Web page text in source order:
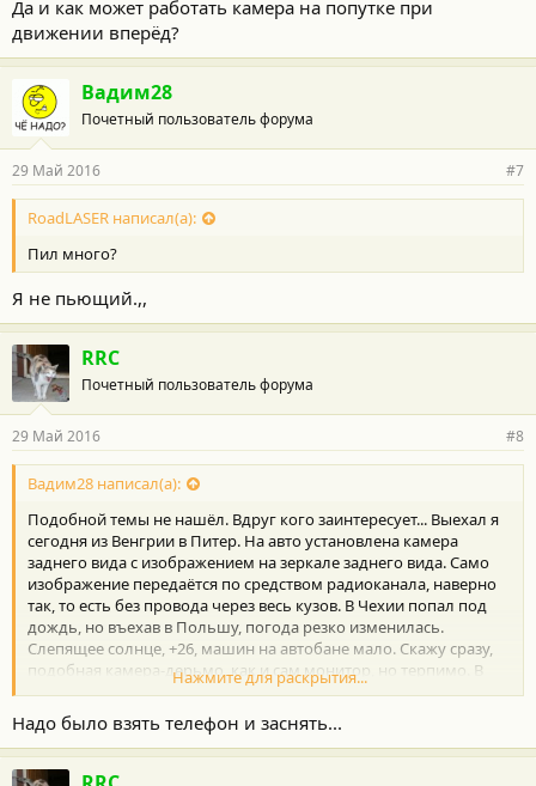
Да и как может работать камера на попутке при
движении вперёд?
Вадим28
Почетный пользователь форума
29 Май 2016 #7
RoadLASER написал(а):
Пил много?
Я не пьющий.,,
RRC
Почетный пользователь форума
29 Май 2016 #8
Вадим28 написал(а):
Подобной темы не нашёл. Вдруг кого заинтересует... Выехал я
сегодня из Венгрии в Питер. На авто установлена камера
заднего вида с изображением на зеркале заднего вида. Само
изображение передаётся по средством радиоканала, наверно
так, то есть без провода через весь кузов. В Чехии попал под
дождь, но въехав в Польшу, погода резко изменилась.
Слепящее солнце, +26, машин на автобане мало. Скажу сразу,
подобная камера-дерьмо, как и сам монитор, но терпимо. В
солнечную погоду на этом мониторе вообще нихера не видно.
Так вот: Еду я, никого не трогая, как вдруг, зеркало начинает
мерцать, моргать и начинает проглядываться изображение.
Повторюсь, камера-дерьмо, изображение-отстой... И тут
включается изображение и причём настолько яркое, четкое и
Нажмите для раскрытия...
Надо было взять телефон и заснять...